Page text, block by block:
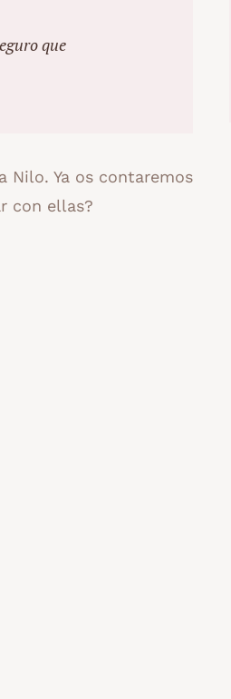
que
Nilo. Ya os contaremos
con ellas?